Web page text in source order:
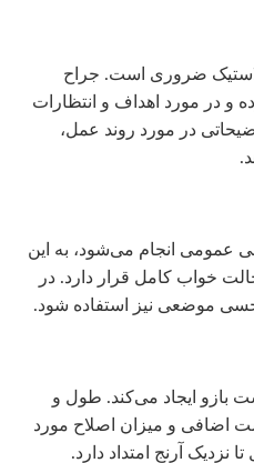
ضروری است. جراح
و در مورد اهداف و انتظارات
در مورد روند عمل،
عمومی انجام می‌شود، به این
خواب کامل قرار دارد. در
موضعی نیز استفاده شود.
بازو ایجاد می‌کند. طول و
اضافی و میزان اصلاح مورد
نزدیک آرنج امتداد دارد.